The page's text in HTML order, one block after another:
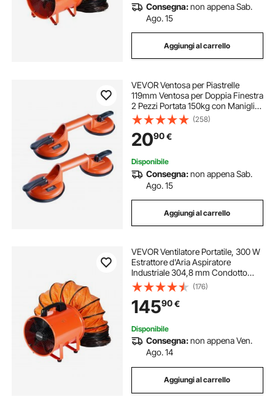
Consegna:non appena Sab.
Ago. 15
Aggiungi al carrello
VEVOR Ventosa per Piastrelle
119mm Ventosa per Doppia Finestra
2 Pezzi Portata 150kg con Maniglia
in Lega di Alluminio Ventosa di
Sollevamento Industriale per Lastre
di Vetro Piastrelle Metallo Legno
(258)
2090€
Disponibile
Consegna:non appena Sab.
Ago. 15
Aggiungi al carrello
VEVOR Ventilatore Portatile, 300 W
Estrattore d'Aria Aspiratore
Industriale 304,8 mm Condotto
Tubo Flessibile da 10 m Volume
d'Aria 2574 CFM (4373 m3/h) 2
Marce per Aspirare Polvere Fumo
79 dB IP44
(176)
14590€
Disponibile
Consegna:non appena Ven.
Ago. 14
Aggiungi al carrello